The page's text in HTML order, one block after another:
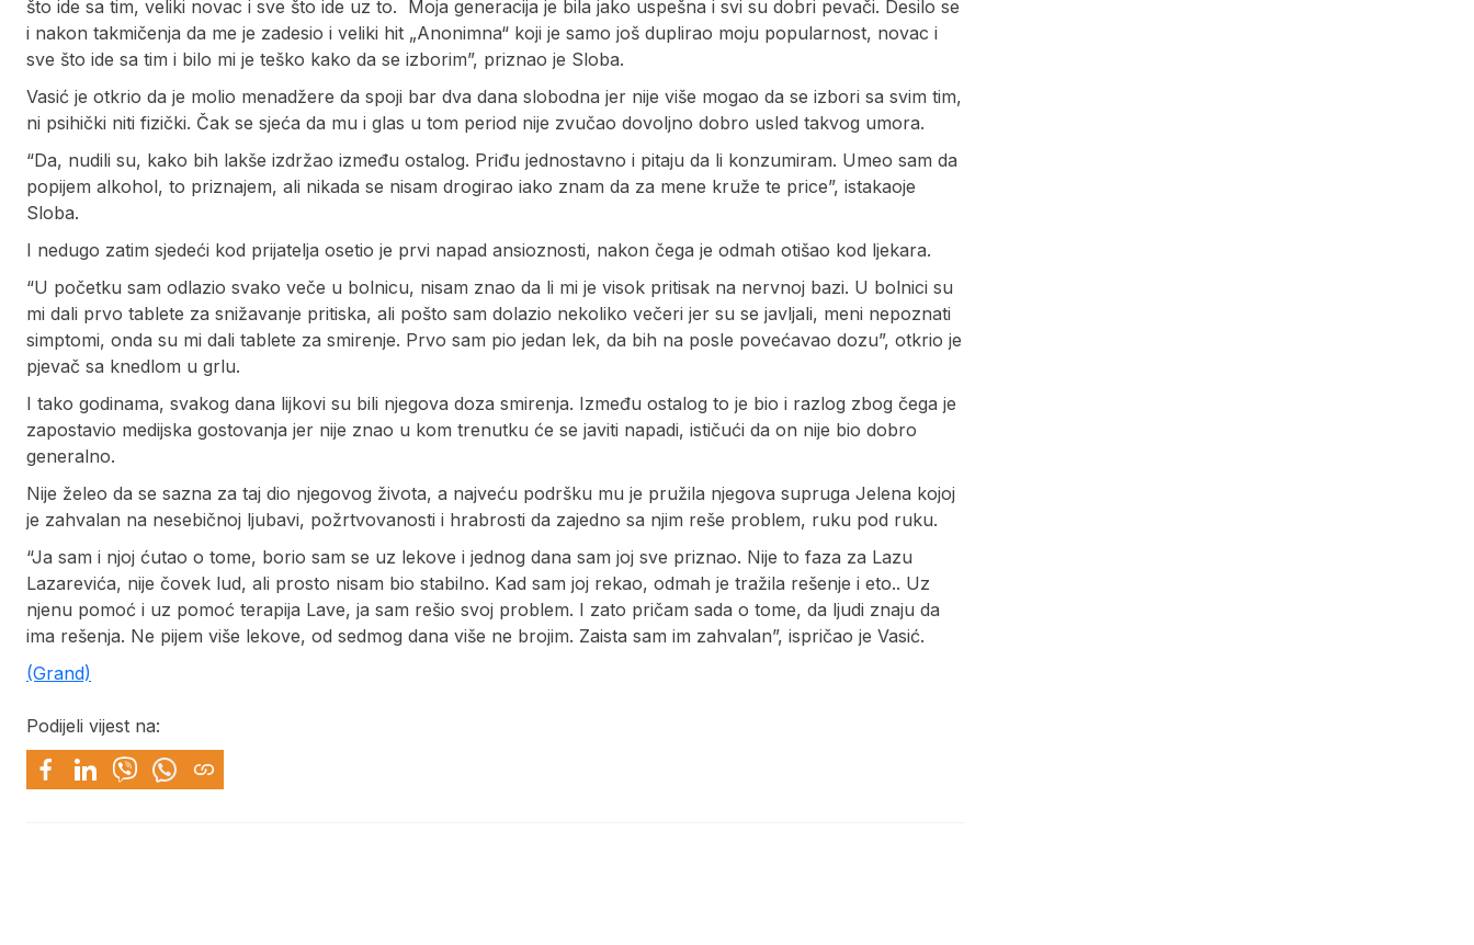
što ide sa tim, veliki novac i sve što ide uz to. Moja generacija je bila jako uspešna i svi su dobri pevači. Desilo se
i nakon takmičenja da me je zadesio i veliki hit „Anonimna“ koji je samo još duplirao moju popularnost, novac i
sve što ide sa tim i bilo mi je teško kako da se izborim”, priznao je Sloba.
Vasić je otkrio da je molio menadžere da spoji bar dva dana slobodna jer nije više mogao da se izbori sa svim tim,
ni psihički niti fizički. Čak se sjeća da mu i glas u tom period nije zvučao dovoljno dobro usled takvog umora.
“Da, nudili su, kako bih lakše izdržao između ostalog. Priđu jednostavno i pitaju da li konzumiram. Umeo sam da
popijem alkohol, to priznajem, ali nikada se nisam drogirao iako znam da za mene kruže te price”, istakaoje
Sloba.
I nedugo zatim sjedeći kod prijatelja osetio je prvi napad ansioznosti, nakon čega je odmah otišao kod ljekara.
“U početku sam odlazio svako veče u bolnicu, nisam znao da li mi je visok pritisak na nervnoj bazi. U bolnici su
mi dali prvo tablete za snižavanje pritiska, ali pošto sam dolazio nekoliko večeri jer su se javljali, meni nepoznati
simptomi, onda su mi dali tablete za smirenje. Prvo sam pio jedan lek, da bih na posle povećavao dozu”, otkrio je
pjevač sa knedlom u grlu.
I tako godinama, svakog dana lijkovi su bili njegova doza smirenja. Između ostalog to je bio i razlog zbog čega je
zapostavio medijska gostovanja jer nije znao u kom trenutku će se javiti napadi, ističući da on nije bio dobro
generalno.
Nije želeo da se sazna za taj dio njegovog života, a najveću podršku mu je pružila njegova supruga Jelena kojoj
je zahvalan na nesebičnoj ljubavi, požrtvovanosti i hrabrosti da zajedno sa njim reše problem, ruku pod ruku.
“Ja sam i njoj ćutao o tome, borio sam se uz lekove i jednog dana sam joj sve priznao. Nije to faza za Lazu
Lazarevića, nije čovek lud, ali prosto nisam bio stabilno. Kad sam joj rekao, odmah je tražila rešenje i eto.. Uz
njenu pomoć i uz pomoć terapija Lave, ja sam rešio svoj problem. I zato pričam sada o tome, da ljudi znaju da
ima rešenja. Ne pijem više lekove, od sedmog dana više ne brojim. Zaista sam im zahvalan”, ispričao je Vasić.
(Grand)
Podijeli vijest na: